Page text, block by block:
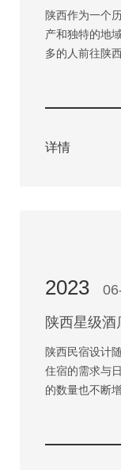
陕西作为一个
产和独特的地
多的人前往陕
详情
2023
陕西星级
陕西民宿设计
住宿的需求与
的数量也不断